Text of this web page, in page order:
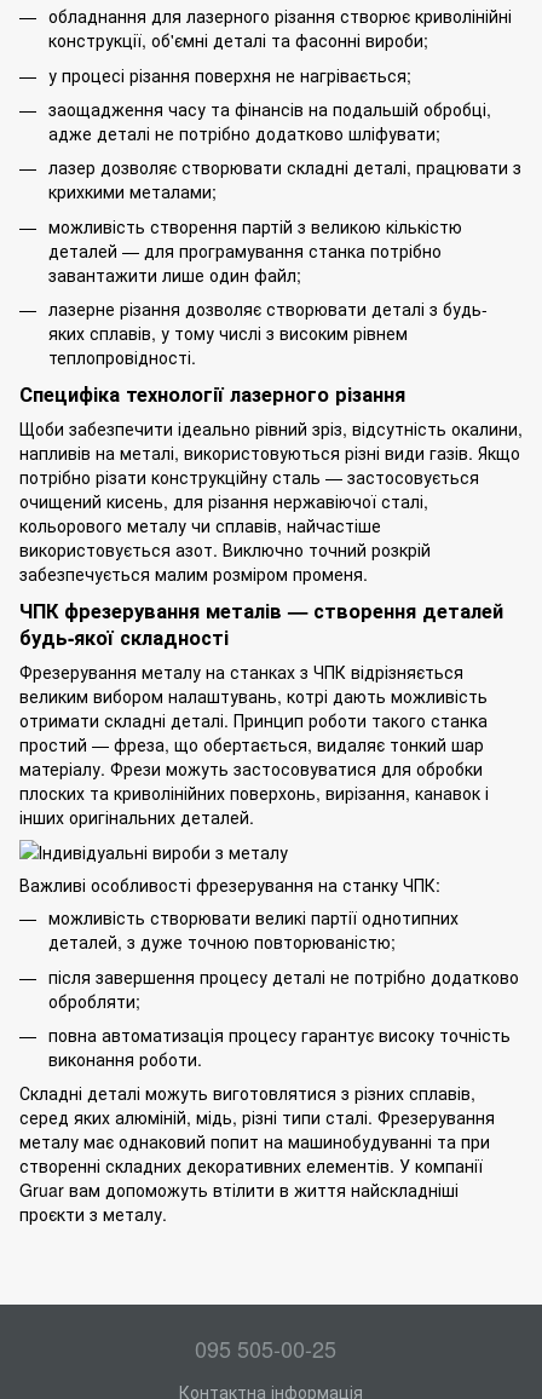
обладнання для лазерного різання створює криволінійні
конструкції, об'ємні деталі та фасонні вироби;
у процесі різання поверхня не нагрівається;
заощадження часу та фінансів на подальшій обробці,
адже деталі не потрібно додатково шліфувати;
лазер дозволяє створювати складні деталі, працювати з
крихкими металами;
можливість створення партій з великою кількістю
деталей — для програмування станка потрібно
завантажити лише один файл;
лазерне різання дозволяє створювати деталі з будь-
яких сплавів, у тому числі з високим рівнем
теплопровідності.
Специфіка технології лазерного різання
Щоби забезпечити ідеально рівний зріз, відсутність окалини,
напливів на металі, використовуються різні види газів. Якщо
потрібно різати конструкційну сталь — застосовується
очищений кисень, для різання нержавіючої сталі,
кольорового металу чи сплавів, найчастіше
використовується азот. Виключно точний розкрій
забезпечується малим розміром променя.
ЧПК фрезерування металів — створення деталей
будь-якої складності
Фрезерування металу на станках з ЧПК відрізняється
великим вибором налаштувань, котрі дають можливість
отримати складні деталі. Принцип роботи такого станка
простий — фреза, що обертається, видаляє тонкий шар
матеріалу. Фрези можуть застосовуватися для обробки
плоских та криволінійних поверхонь, вирізання, канавок і
інших оригінальних деталей.
Важливі особливості фрезерування на станку ЧПК:
можливість створювати великі партії однотипних
деталей, з дуже точною повторюваністю;
після завершення процесу деталі не потрібно додатково
обробляти;
повна автоматизація процесу гарантує високу точність
виконання роботи.
Складні деталі можуть виготовлятися з різних сплавів,
серед яких алюміній, мідь, різні типи сталі. Фрезерування
металу має однаковий попит на машинобудуванні та при
створенні складних декоративних елементів. У компанії
Gruar вам допоможуть втілити в життя найскладніші
проєкти з металу.
095 505-00-25
Контактна інформація